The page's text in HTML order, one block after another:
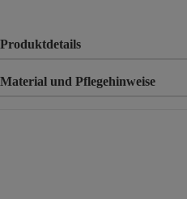
Produktdetails
Material und Pflegehinweise